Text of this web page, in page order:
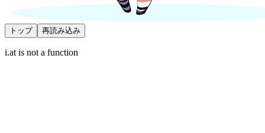
トップ 再読み込み
i.at is not a function